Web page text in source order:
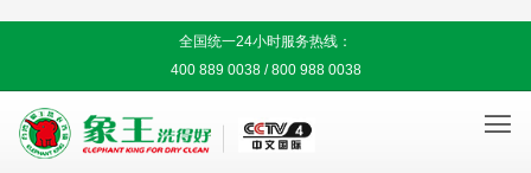
全国统一24小时服务热线：
400 889 0038 / 800 988 0038
